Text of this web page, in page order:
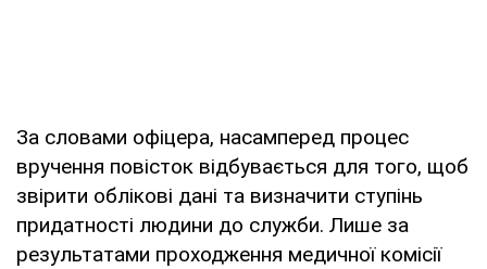
За словами офіцера, насамперед процес
вручення повісток відбувається для того, щоб
звірити облікові дані та визначити ступінь
придатності людини до служби. Лише за
результатами проходження медичної комісії